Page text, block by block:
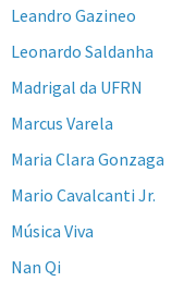
Leandro Gazineo
Leonardo Saldanha
Madrigal da UFRN
Marcus Varela
Maria Clara Gonzaga
Mario Cavalcanti Jr.
Música Viva
Nan Qi